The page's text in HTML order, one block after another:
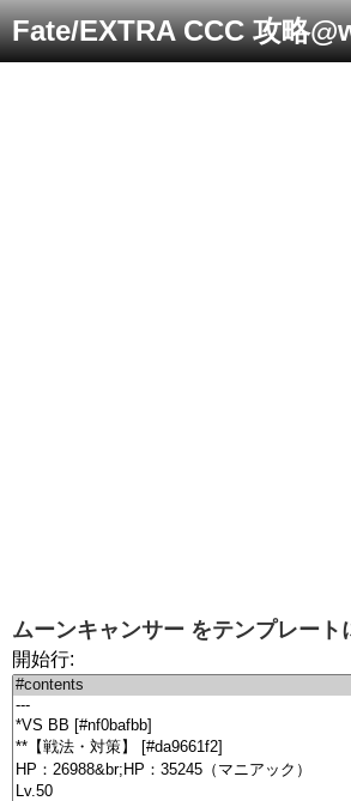
Fate/EXTRA CCC 攻略
ムーンキャンサー をテンプレート
開始行: